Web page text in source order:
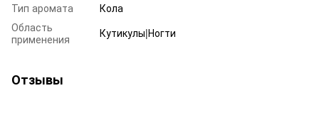
Тип аромата
Кола
Область
применения
Кутикулы|Ногти
Отзывы